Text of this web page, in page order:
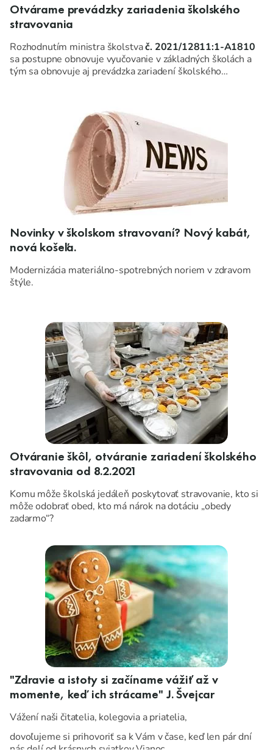
Otvárame prevádzky zariadenia školského
stravovania
Rozhodnutím ministra školstvač. 2021/12811:1-A1810
sa postupne obnovuje vyučovanie v základných školách a
tým sa obnovuje aj prevádzka zariadení školského
Novinky v školskom stravovaní? Nový kabát,
nová košeľa.
Modernizácia materiálno-spotrebných noriem v zdravom
štýle.
Otváranie škôl, otváranie zariadení školského
stravovania od 8.2.2021
Komu môže školská jedáleň poskytovať stravovanie, kto si
môže odobrať obed, kto má nárok na dotáciu „obedy
zadarmo“?
"Zdravie a istoty si začíname vážiť až v
momente, keď ich strácame" J. Švejcar
Vážení naši čitatelia, kolegovia a priatelia,
dovoľujeme si prihovoriť sa k Vám v čase, keď len pár dní
nás delí od krásnych sviatkov Vianoc.